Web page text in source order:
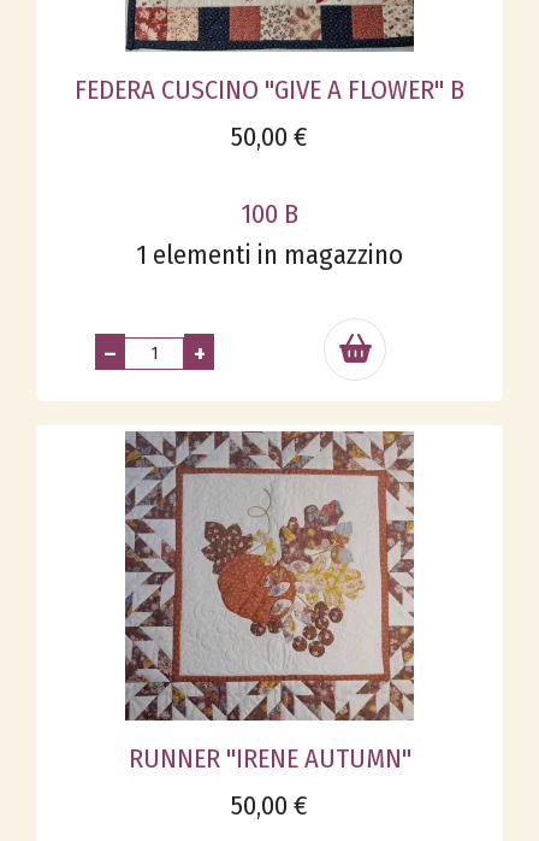
FEDERA CUSCINO "GIVE A FLOWER" B
50,00 €
100 B
1 elementi in magazzino
– +
RUNNER "IRENE AUTUMN"
50,00 €